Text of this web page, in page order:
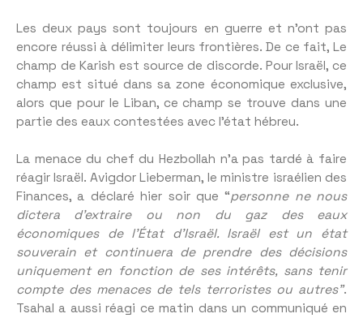
Les deux pays sont toujours en guerre et n’ont pas
encore réussi à délimiter leurs frontières. De ce fait, Le
champ de Karish est source de discorde. Pour Israël, ce
champ est situé dans sa zone économique exclusive,
alors que pour le Liban, ce champ se trouve dans une
partie des eaux contestées avec l’état hébreu.
La menace du chef du Hezbollah n’a pas tardé à faire
réagir Israël. Avigdor Lieberman, le ministre israélien des
Finances, a déclaré hier soir que “personne ne nous
dictera d’extraire ou non du gaz des eaux
économiques de l’État d’Israël. Israël est un état
souverain et continuera de prendre des décisions
uniquement en fonction de ses intérêts, sans tenir
compte des menaces de tels terroristes ou autres”.
Tsahal a aussi réagi ce matin dans un communiqué en